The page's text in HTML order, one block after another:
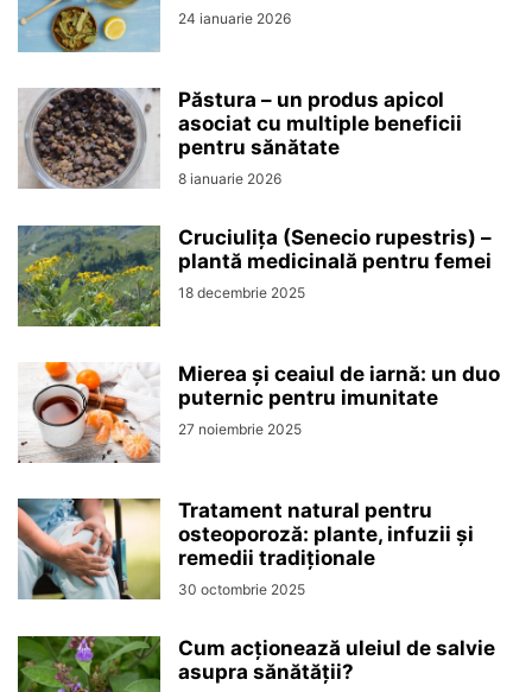
24 ianuarie 2026
Păstura – un produs apicol
asociat cu multiple beneficii
pentru sănătate
8 ianuarie 2026
Cruciulița (Senecio rupestris) –
plantă medicinală pentru femei
18 decembrie 2025
Mierea și ceaiul de iarnă: un duo
puternic pentru imunitate
27 noiembrie 2025
Tratament natural pentru
osteoporoză: plante, infuzii și
remedii tradiționale
30 octombrie 2025
Cum acționează uleiul de salvie
asupra sănătății?